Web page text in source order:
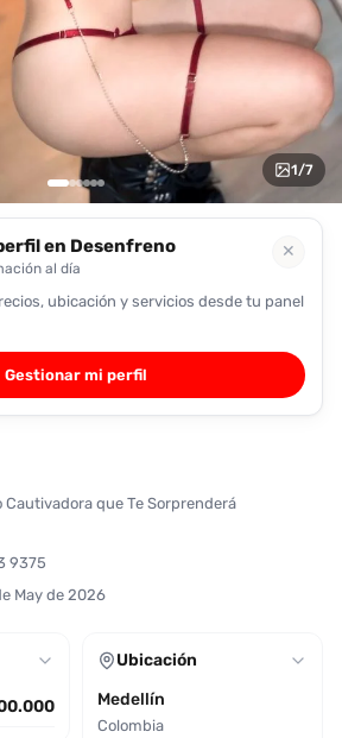
1/7
en Desenfreno
al día
✕
ubicación y servicios desde tu panel
Gestionar mi perfil
Cautivadora que Te Sorprenderá
9375
May de 2026
Ubicación
Medellín
Colombia